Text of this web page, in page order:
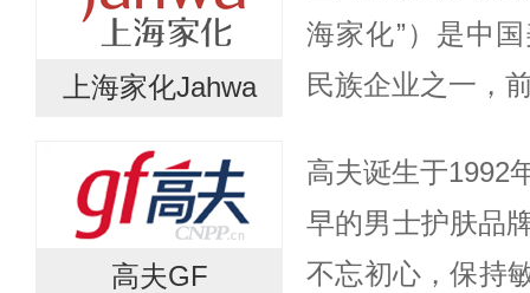
上海家化Jahwa
海家化”）是中
民族企业之一，
2011年，公司在
高夫GF
高夫诞生于1992
早的男士护肤品
不忘初心，保持